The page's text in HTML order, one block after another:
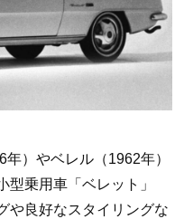
）やベレル（1962年）
型乗用車「ベレット」
や良好なスタイリングな